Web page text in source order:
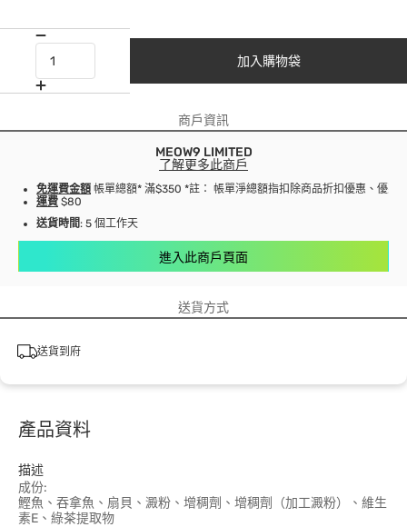
加入購物袋
商戶資訊
MEOW9 LIMITED
了解更多此商戶
免運費金額 帳單總額* 滿$350 *註： 帳單淨總額指扣除商品折扣優惠、優惠
運費 $80
送貨時間: 5 個工作天
進入此商戶頁面
送貨方式
送貨到府
產品資料
描述
成份:
鰹魚、吞拿魚、扇貝、澱粉、增稠劑、增稠劑（加工澱粉）、維生
素E、綠茶提取物